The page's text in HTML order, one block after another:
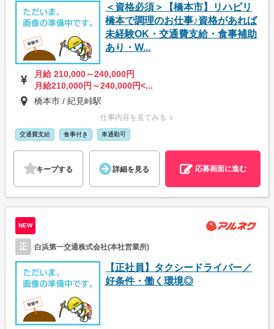
＜資格必須＞【橋本市】リハビリ
橋本で調理のお仕事♪資格があれば
未経験OK・交通費支給・食事補助
あり・W...
月給 210,000～240,000円
月給210,000円～240,000円<...
橋本市 / 紀見峠駅
仕事内容を見てみる ∨
交通費支給 食事付き 車通勤可
キープする 詳細を見る 応募画面に進む
NEW
正 白浜第一交通株式会社(本社営業所)
【正社員】タクシードライバー／
好条件・働く環境◎